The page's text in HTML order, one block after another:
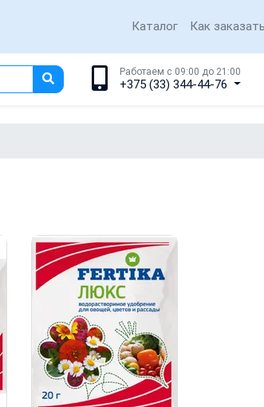
Каталог Как заказать
Работаем с 09:00 до 21:00
+375 (33) 344-44-76